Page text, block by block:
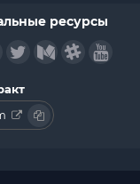
ресурсы